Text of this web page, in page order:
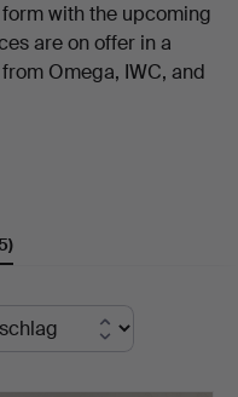
with the upcoming
are on offer in a
Omega, IWC, and